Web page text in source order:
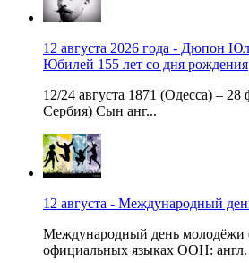
12 августа 2026 года - Дюпон
Юбилей 155 лет со дня рождения
12/24 августа 1871 (Одесса) –
Сербия) Сын анг...
12 августа - Международный
Международный день молодёжи
официальных языках ООН: англ.